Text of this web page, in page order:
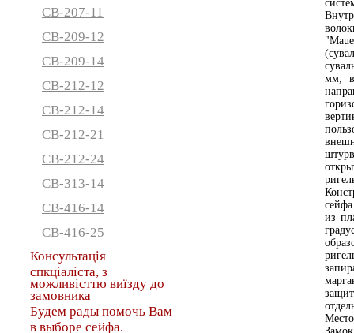
мм; в
из
СВ-207-11
СВ-209-12
СВ-209-14
СВ-212-12
СВ-212-14
СВ-212-21
СВ-212-24
СВ-313-14
СВ-416-14
СВ-416-25
Консультація
спкціаліста, з
можливісттю виїзду до
замовника
Будем рады помочь Вам
в выборе сейфа.